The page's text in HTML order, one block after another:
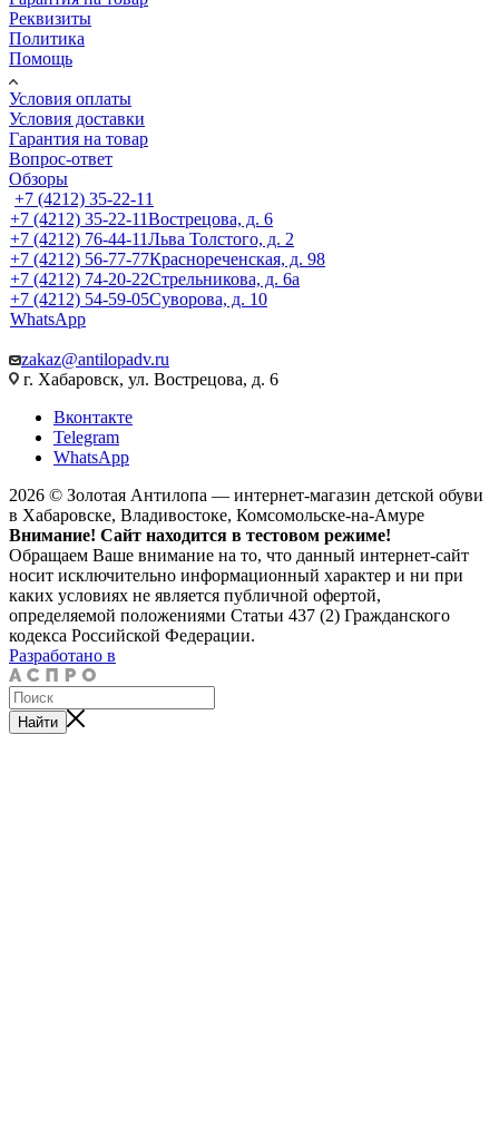
Реквизиты
Политика
Помощь
Условия оплаты
Условия доставки
Гарантия на товар
Вопрос-ответ
Обзоры
+7 (4212) 35-22-11
+7 (4212) 35-22-11Вострецова, д. 6
+7 (4212) 76-44-11Льва Толстого, д. 2
+7 (4212) 56-77-77Краснореченская, д. 98
+7 (4212) 74-20-22Стрельникова, д. 6а
+7 (4212) 54-59-05Суворова, д. 10
WhatsApp
zakaz@antilopadv.ru
г. Хабаровск, ул. Вострецова, д. 6
Вконтакте
Telegram
WhatsApp
2026 © Золотая Антилопа — интернет-магазин детской обуви
в Хабаровске, Владивостоке, Комсомольске-на-Амуре
Внимание! Сайт находится в тестовом режиме!
Обращаем Ваше внимание на то, что данный интернет-сайт
носит исключительно информационный характер и ни при
каких условиях не является публичной офертой,
определяемой положениями Статьи 437 (2) Гражданского
кодекса Российской Федерации.
Разработано в
Найти